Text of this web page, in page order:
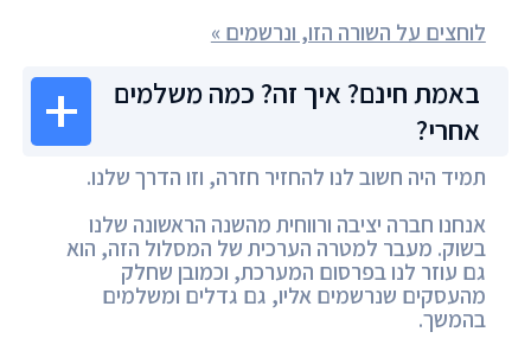
לוחצים על השורה הזו, ונרשמים »
באמת חינם? איך זה? כמה משלמים
אחרי?
תמיד היה חשוב לנו להחזיר חזרה, וזו הדרך שלנו.
אנחנו חברה יציבה ורווחית מהשנה הראשונה שלנו
בשוק. מעבר למטרה הערכית של המסלול הזה, הוא
גם עוזר לנו בפרסום המערכת, וכמובן שחלק
מהעסקים שנרשמים אליו, גם גדלים ומשלמים
בהמשך.